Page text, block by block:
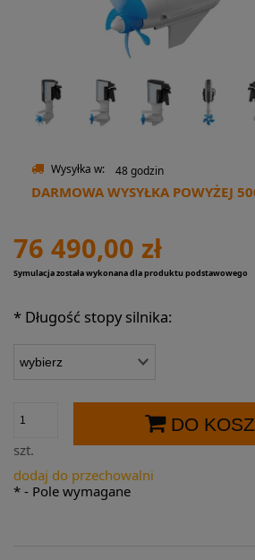
Wysyłka w: 48 godzin
DARMOWA WYSYŁKA POWYŻEJ
76 490,00 zł
Symulacja została wykonana dla produktu podstawowego
* Długość stopy silnika:
szt.
DO
dodaj do przechowalni
* - Pole wymagane